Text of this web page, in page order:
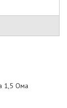
1,5 Ома